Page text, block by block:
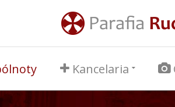
Kancelaria